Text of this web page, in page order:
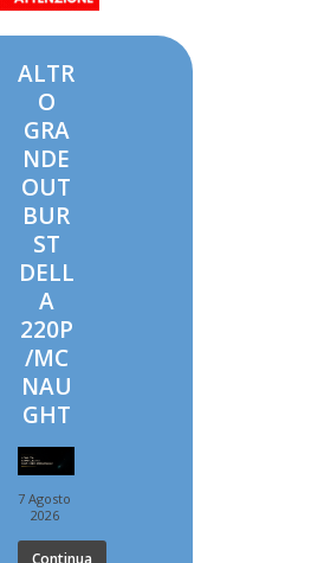
ALTR
O
GRA
NDE
OUT
BUR
ST
DELL
A
220P
/MC
NAU
GHT
7 Agosto
2026
Continua